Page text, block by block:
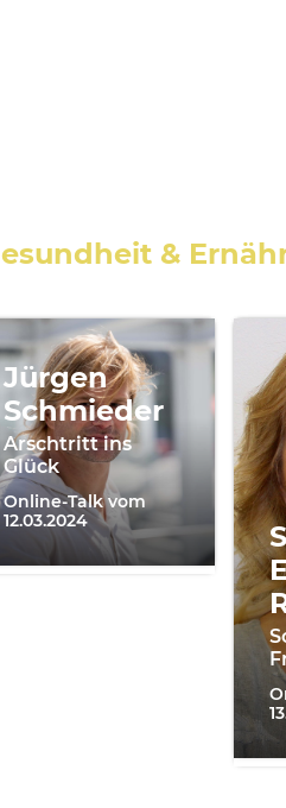
&
Jürgen
Schmieder
Arschtritt ins
Glück
Online-Talk vom
12.03.2024